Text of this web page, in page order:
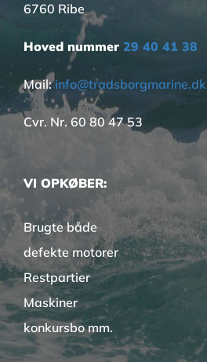
6760 Ribe
Hoved nummer 29 40 41 38
Mail:info@tradsborgmarine.dk
Cvr. Nr. 60 80 47 53
VI OPKØBER:
Brugte både
defekte motorer
Restpartier
Maskiner
konkursbo mm.